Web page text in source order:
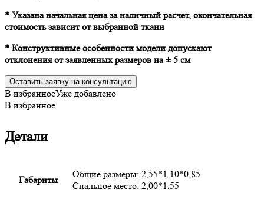
* Указана начальная цена за наличный расчет, окончательная
стоимость зависит от выбранной ткани
* Конструктивные особенности модели допускают
отклонения от заявленных размеров на ± 5 см
Оставить заявку на консультацию
В избранноеУже добавлено
В избранное
Детали
Габариты
Общие размеры: 2,55*1,10*0,85
Спальное место: 2,00*1,55